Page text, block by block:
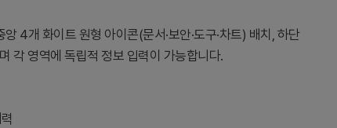
4개 화이트 원형 아이콘(문서·보안·도구·차트) 배치, 하단
각 영역에 독립적 정보 입력이 가능합니다.